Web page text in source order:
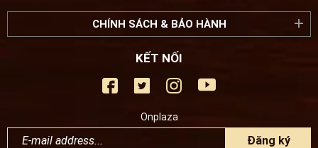
CHÍNH SÁCH & BẢO HÀNH
KẾT NỐI
Onplaza
Đăng ký